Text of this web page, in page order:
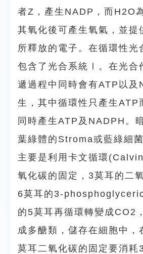
者Z，產生NADP，而H2O
其氧化後可產生氧氣，並提
所釋放的電子。在循環性光
包含了光合系統Ⅰ。在光合
遞過程中同時會有ATP以及
生，其中循環性只產生ATP
同時產生ATP及NADPH。
葉綠體的Stroma或藍綠細菌
主要是利用卡文循環
氧化碳的固定，3莫耳的二
6莫耳的3-
的5莫耳再循環轉變成CO2
成多醣類，儲存在細胞中，
莫耳二氧化碳的固定要消耗